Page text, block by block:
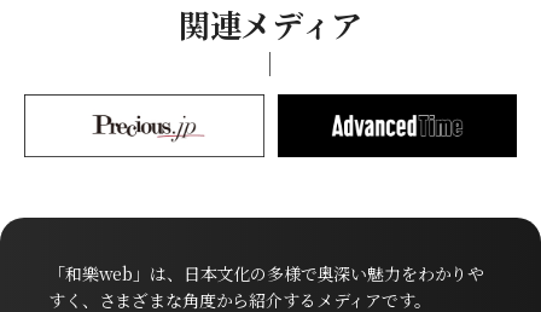
関連メディア
「和樂web」は、日本文化の多様で奥深い魅力をわかりや
すく、さまざまな角度から紹介するメディアです。